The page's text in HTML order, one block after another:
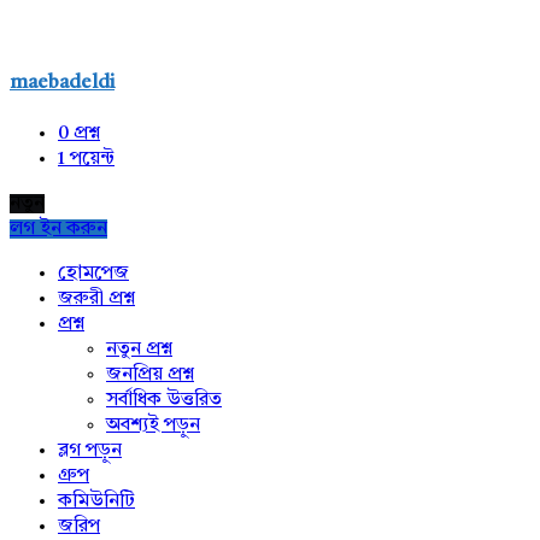
maebadeldi
0 প্রশ্ন
1পয়েন্ট
লগ ইন করুন
Exploreহোমপেজ
জরুরী প্রশ্ন
প্রশ্ন
নতুন প্রশ্ন
জনপ্রিয় প্রশ্ন
সর্বাধিক উত্তরিত
অবশ্যই পড়ুন
ব্লগ পড়ুন
গ্রুপ
কমিউনিটি
জরিপ